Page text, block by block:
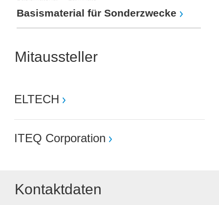
Basismaterial für Sonderzwecke
Mitaussteller
ELTECH
ITEQ Corporation
Kontaktdaten